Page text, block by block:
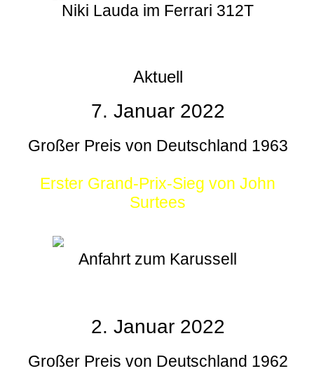
Niki Lauda im Ferrari 312T
Aktuell
7. Januar 2022
Großer Preis von Deutschland 1963
Erster Grand-Prix-Sieg von John
Surtees
Anfahrt zum Karussell
2. Januar 2022
Großer Preis von Deutschland 1962